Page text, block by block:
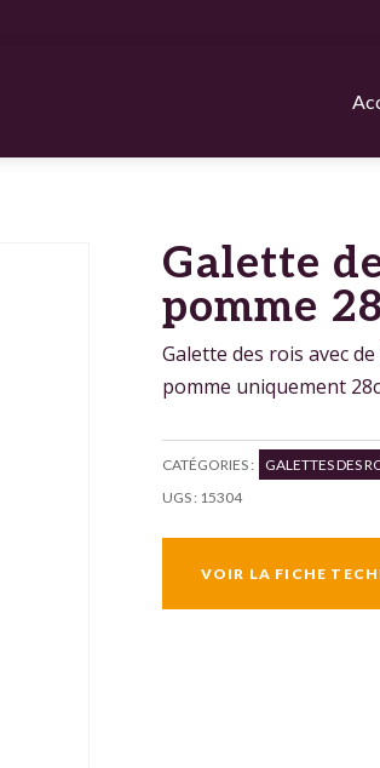
Galette
pomme
Galette des rois avec
pomme uniquement
VOIR LA FICHE
UGS : 15304
CATÉGORIES : GALETTES DES